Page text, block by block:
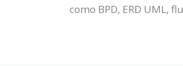
como BPD, ERD UML,